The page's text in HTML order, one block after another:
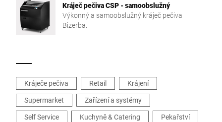
Kráječ pečiva CSP - samoobslužný
Výkonný a samoobslužný kráječ pečiva
Bizerba.
Kráječe pečiva Retail
Krájení
Supermarket
Zařízení a systémy
Self Service
Kuchyně & Catering
Pekařství